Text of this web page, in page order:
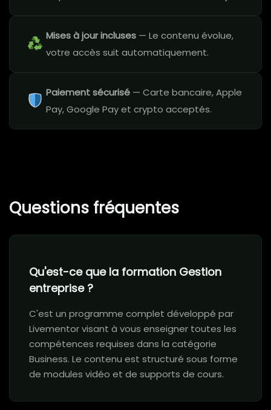
Mises à jour incluses — Le contenu évolue,
votre accès suit automatiquement.
Paiement sécurisé — Carte bancaire, Apple
Pay, Google Pay et crypto acceptés.
Questions fréquentes
Qu'est-ce que la formation Gestion
entreprise ?
C'est un programme complet développé par
Livementor visant à vous enseigner toutes les
compétences requises dans la catégorie
Business. Le contenu est structuré sous forme
de modules vidéo et de supports de cours.